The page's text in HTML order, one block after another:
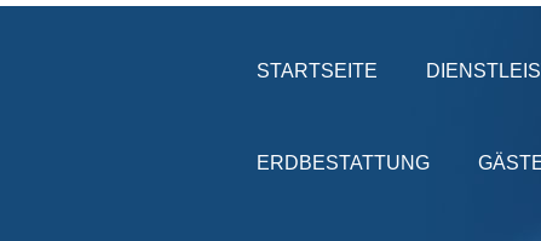
STARTSEITE
ERDBESTATTUNG